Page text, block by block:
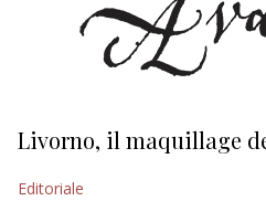
Livorno, il maquillage
Editoriale